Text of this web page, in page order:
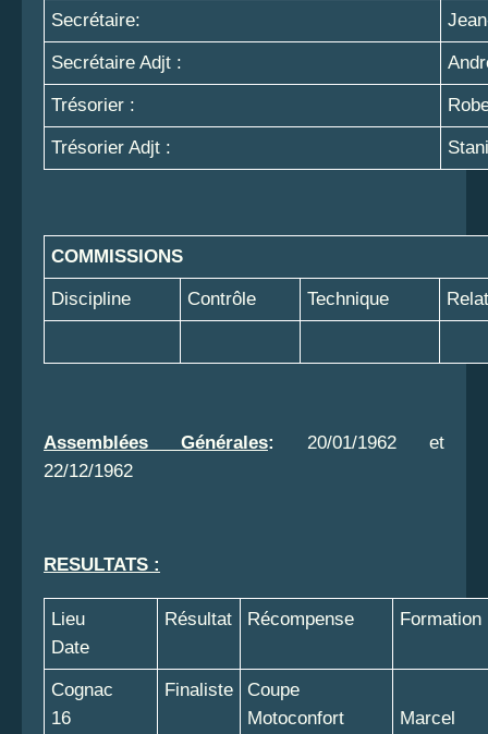
Secrétaire:
Secrétaire Adjt :
Trésorier :
Trésorier Adjt :
COMMISSIONS
Discipline Contrôle Technique
Assemblées Générales:
20/01/1962 et
22/12/1962
RESULTATS :
Lieu
Date
Résultat Récompense Formation
Cognac
16
Finaliste
Coupe
Motoconfort
Marcel